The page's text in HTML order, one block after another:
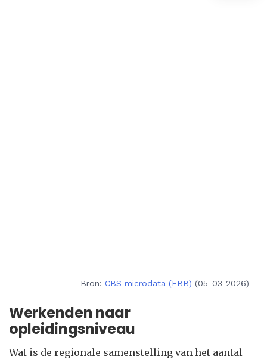
Bron: CBS microdata (EBB) (05-03-2026)
Werkenden naar
opleidingsniveau
Wat is de regionale samenstelling van het aantal